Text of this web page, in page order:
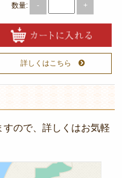
数量: - +
詳しくはこちら
ので、詳しくはお気軽